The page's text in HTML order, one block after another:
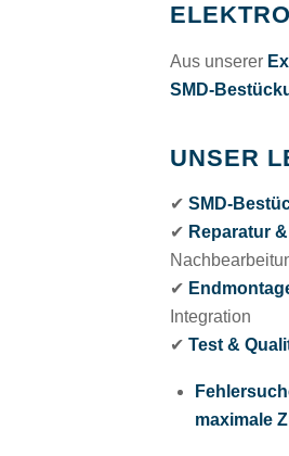
Aus unserer
SMD-
UNSER
✔ SMD-
✔ Reparatur
✔
Integration
✔ Test &
maximale